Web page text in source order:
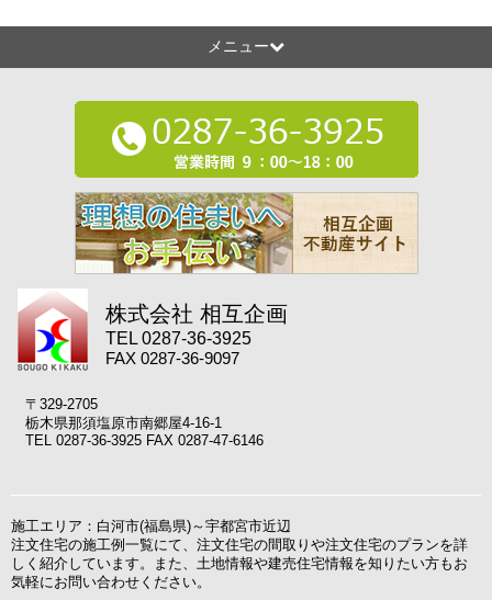
メニュー
株式会社 相互企画
TEL 0287-36-3925
FAX 0287-36-9097
〒329-2705
栃木県那須塩原市南郷屋4-16-1
TEL 0287-36-3925 FAX 0287-47-6146
施工エリア：白河市(福島県)～宇都宮市近辺
注文住宅の施工例一覧にて、注文住宅の間取りや注文住宅のプランを詳
しく紹介しています。また、土地情報や建売住宅情報を知りたい方もお
気軽にお問い合わせください。